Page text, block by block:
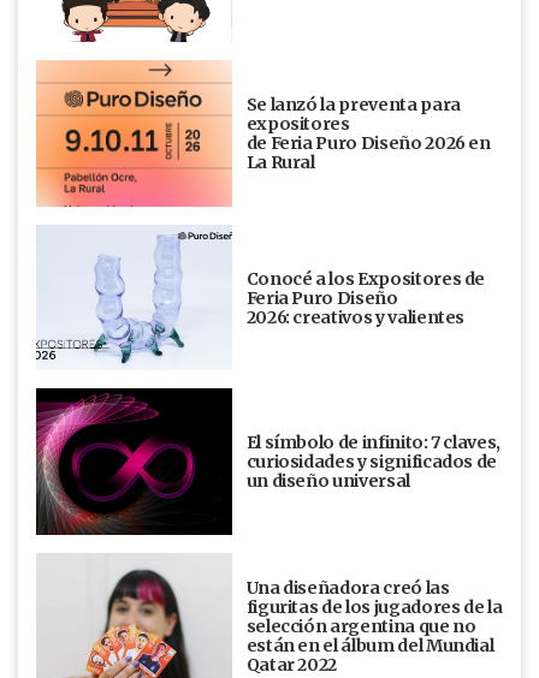
Se lanzó la preventa para
expositores
de Feria Puro Diseño 2026 en
La Rural
Conocé a los Expositores de
Feria Puro Diseño
2026: creativos y valientes
El símbolo de infinito: 7 claves,
curiosidades y significados de
un diseño universal
Una diseñadora creó las
figuritas de los jugadores de la
selección argentina que no
están en el álbum del Mundial
Qatar 2022